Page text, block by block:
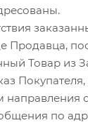
Продавца,
Товар из
направления
по